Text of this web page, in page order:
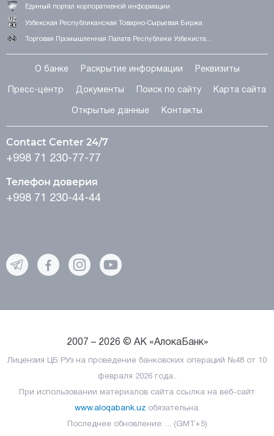
Единый портал корпоративной информации
Узбекская Республиканская Товарно-Сырьевая Биржа
Торговая Промышленная Палата Республики Узбекиста...
О банке Раскрытие информации Реквизиты
Пресс-центр Документы Поиск по сайту Карта сайта
Открытые данные Контакты
Contact Center 24/7
+998 71 230-77-77
Телефон доверия
+998 71 230-44-44
2007 – 2026 © АК «АлокаБанк»
Лицензия ЦБ РУз на проведение банковских операций №48 от 10
февраля 2026 года..
При использовании материалов сайта ссылка на веб-сайт
www.aloqabank.uzобязательна.
Последнее обновление: ... (GMT+5)